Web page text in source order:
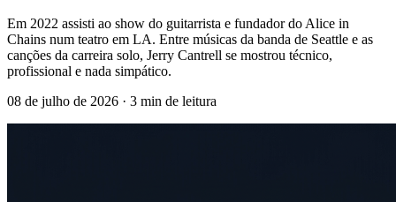
Em 2022 assisti ao show do guitarrista e fundador do Alice in
Chains num teatro em LA. Entre músicas da banda de Seattle e as
canções da carreira solo, Jerry Cantrell se mostrou técnico,
profissional e nada simpático.
08 de julho de 2026 · 3 min de leitura